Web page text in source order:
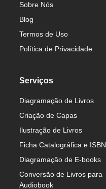
Sobre Nós
Blog
Termos de Uso
Política de Privacidade
Serviços
Diagramação de Livros
Criação de Capas
Ilustração de Livros
Ficha Catalográfica e ISBN
Diagramação de E-books
Conversão de Livros para
Audiobook